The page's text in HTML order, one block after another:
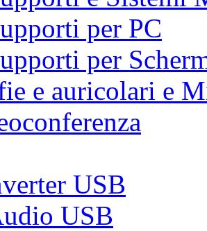
per PC
per
e auricolari e
USB
USB